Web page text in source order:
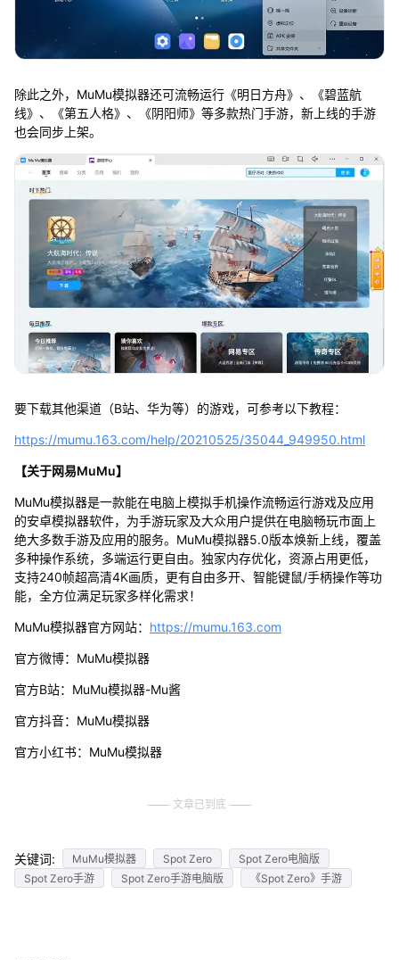
除此之外，MuMu模拟器还可流畅运行《明日方舟》、《碧蓝航
线》、《第五人格》、《阴阳师》等多款热门手游，新上线的手游
也会同步上架。
要下载其他渠道（B站、华为等）的游戏，可参考以下教程：
https://mumu.163.com/help/20210525/35044_949950.html
【关于网易MuMu】
MuMu模拟器是一款能在电脑上模拟手机操作流畅运行游戏及应用
的安卓模拟器软件，为手游玩家及大众用户提供在电脑畅玩市面上
绝大多数手游及应用的服务。MuMu模拟器5.0版本焕新上线，覆盖
多种操作系统，多端运行更自由。独家内存优化，资源占用更低，
支持240帧超高清4K画质，更有自由多开、智能键鼠/手柄操作等功
能，全方位满足玩家多样化需求！
MuMu模拟器官方网站： https://mumu.163.com
官方微博：MuMu模拟器
官方B站：MuMu模拟器-Mu酱
官方抖音：MuMu模拟器
官方小红书：MuMu模拟器
文章已到底
关键词: MuMu模拟器 Spot Zero
Spot Zero电脑版
Spot Zero手游
Spot Zero手游电脑版 《Spot Zero》手游